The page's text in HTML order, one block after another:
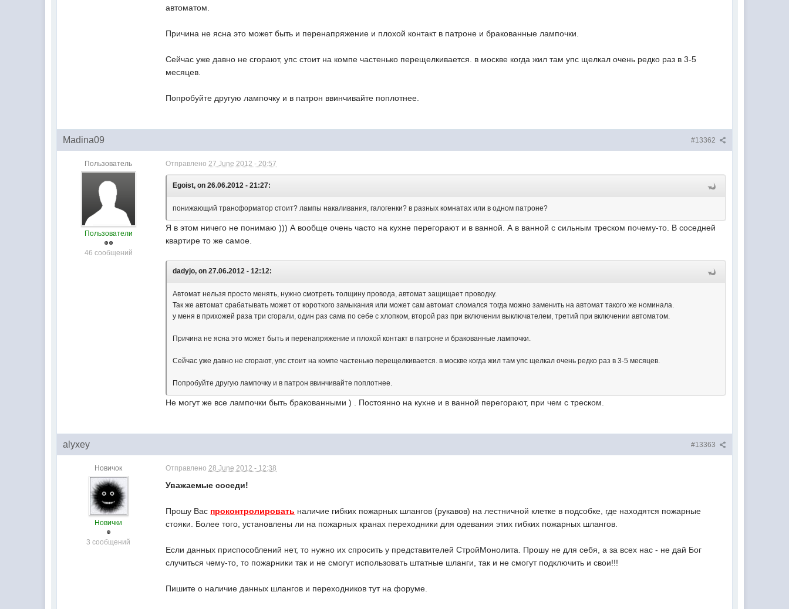
автоматом.
Причина не ясна это может быть и перенапряжение и плохой контакт в патроне и бракованные лампочки.
Сейчас уже давно не сгорают, упс стоит на компе частенько перещелкивается. в москве когда жил там упс щелкал очень редко раз в 3-5
месяцев.
Попробуйте другую лампочку и в патрон ввинчивайте поплотнее.
#13362
Madina09
Пользователь
Пользователи
46 сообщений
Отправлено27 June 2012 - 20:57
Egoist, on 26.06.2012 - 21:27:
понижающий трансформатор стоит? лампы накаливания, галогенки? в разных комнатах или в одном патроне?
Я в этом ничего не понимаю ))) А вообще очень часто на кухне перегорают и в ванной. А в ванной с сильным треском почему-то. В соседней
квартире то же самое.
dadyjo, on 27.06.2012 - 12:12:
Автомат нельзя просто менять, нужно смотреть толщину провода, автомат защищает проводку.
Так же автомат срабатывать может от короткого замыкания или может сам автомат сломался тогда можно заменить на автомат такого же номинала.
у меня в прихожей раза три сгорали, один раз сама по себе с хлопком, второй раз при включении выключателем, третий при включении автоматом.
Причина не ясна это может быть и перенапряжение и плохой контакт в патроне и бракованные лампочки.
Сейчас уже давно не сгорают, упс стоит на компе частенько перещелкивается. в москве когда жил там упс щелкал очень редко раз в 3-5 месяцев.
Попробуйте другую лампочку и в патрон ввинчивайте поплотнее.
Не могут же все лампочки быть бракованными ) . Постоянно на кухне и в ванной перегорают, при чем с треском.
#13363
alyxey
Новичок
Новички
3 сообщений
Отправлено28 June 2012 - 12:38
Уважаемые соседи!
Прошу Вас проконтролировать наличие гибких пожарных шлангов (рукавов) на лестничной клетке в подсобке, где находятся пожарные
стояки. Более того, установлены ли на пожарных кранах переходники для одевания этих гибких пожарных шлангов.
Если данных приспособлений нет, то нужно их спросить у представителей СтройМонолита. Прошу не для себя, а за всех нас - не дай Бог
случиться чему-то, то пожарники так и не смогут использовать штатные шланги, так и не смогут подключить и свои!!!
Пишите о наличие данных шлангов и переходников тут на форуме.